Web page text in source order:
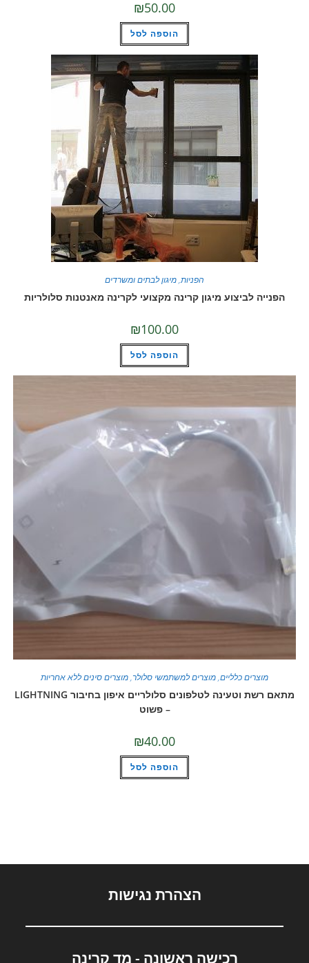
₪50.00
הוספה לסל
הפניות,מיגון לבתים ומשרדים
הפנייה לביצוע מיגון קרינה מקצועי לקרינה מאנטנות סלולריות
₪100.00
הוספה לסל
מוצרים כלליים,מוצרים למשתמשי סלולר,מוצרים סינים ללא אחריות
מתאם רשת וטעינה לטלפונים סלולריים איפון בחיבור LIGHTNING
– פשוט
₪40.00
הוספה לסל
הצהרת נגישות
רכישה ראשונה - מד קרינה